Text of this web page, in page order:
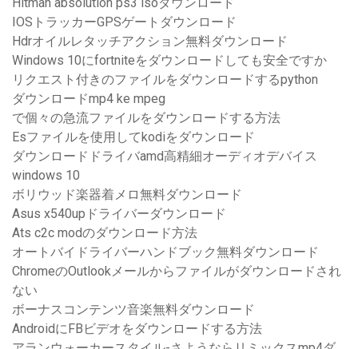
Hitman absolution ps3 isoダウンロード
IOSトラッカーGPSゲートダウンロード
Hdrオイルレタッチアクション無料ダウンロード
Windows 10にfortniteをダウンロードしても安全ですか
リクエスト付きのファイルをダウンロードするpython
ダウンロードmp4 ke mpeg
で個々の急流ファイルをダウンロードする方法
Esファイルを使用してkodiをダウンロード
ダウンロードドライバamd高精細オーディオデバイス
windows 10
ボリウッド楽器着メロ無料ダウンロード
Asus x540upドライバーダウンロード
Ats c2c modのダウンロード方法
オートバイドライバーハンドブック無料ダウンロード
ChromeのOutlookメールからファイルがダウンロードされ
ない
ボーナスコンテンツ音楽無料ダウンロード
AndroidにFBビデオをダウンロードする方法